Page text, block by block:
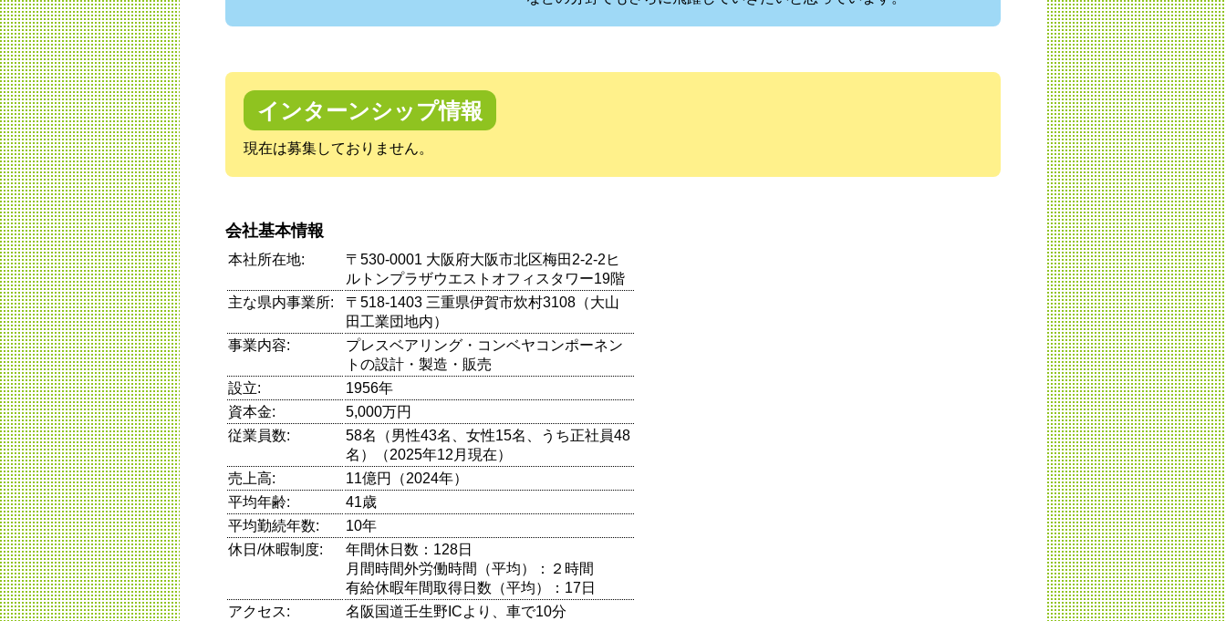
インターンシップ情報
現在は募集しておりません。
会社基本情報
本社所在地:
〒530-0001 大阪府大阪市北区梅田2-2-2ヒ
ルトンプラザウエストオフィスタワー19階
主な県内事業所:
〒518-1403 三重県伊賀市炊村3108（大山
田工業団地内）
事業内容:
プレスベアリング・コンベヤコンポーネン
トの設計・製造・販売
設立:
1956年
資本金:
5,000万円
従業員数:
58名（男性43名、女性15名、うち正社員48
名）（2025年12月現在）
売上高:
11億円（2024年）
平均年齢:
41歳
平均勤続年数:
10年
休日/休暇制度:
年間休日数：128日
月間時間外労働時間（平均）：２時間
有給休暇年間取得日数（平均）：17日
アクセス:
名阪国道壬生野ICより、車で10分